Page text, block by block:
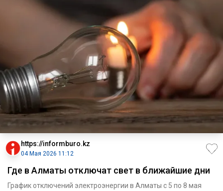
https://informburo.kz
04 Мая 2026 11:12
Где в Алматы отключат свет в ближайшие дни
График отключений электроэнергии в Алматы с 5 по 8 мая